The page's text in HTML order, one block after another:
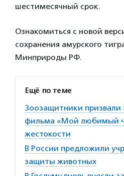
шестимесячный срок.
Ознакомиться с новой
сохранения амурского
Минприроды РФ.
Ещё по теме
Зоозащитники призвали
фильма «Мой любимый
жестокости
В России предложили
защиты животных